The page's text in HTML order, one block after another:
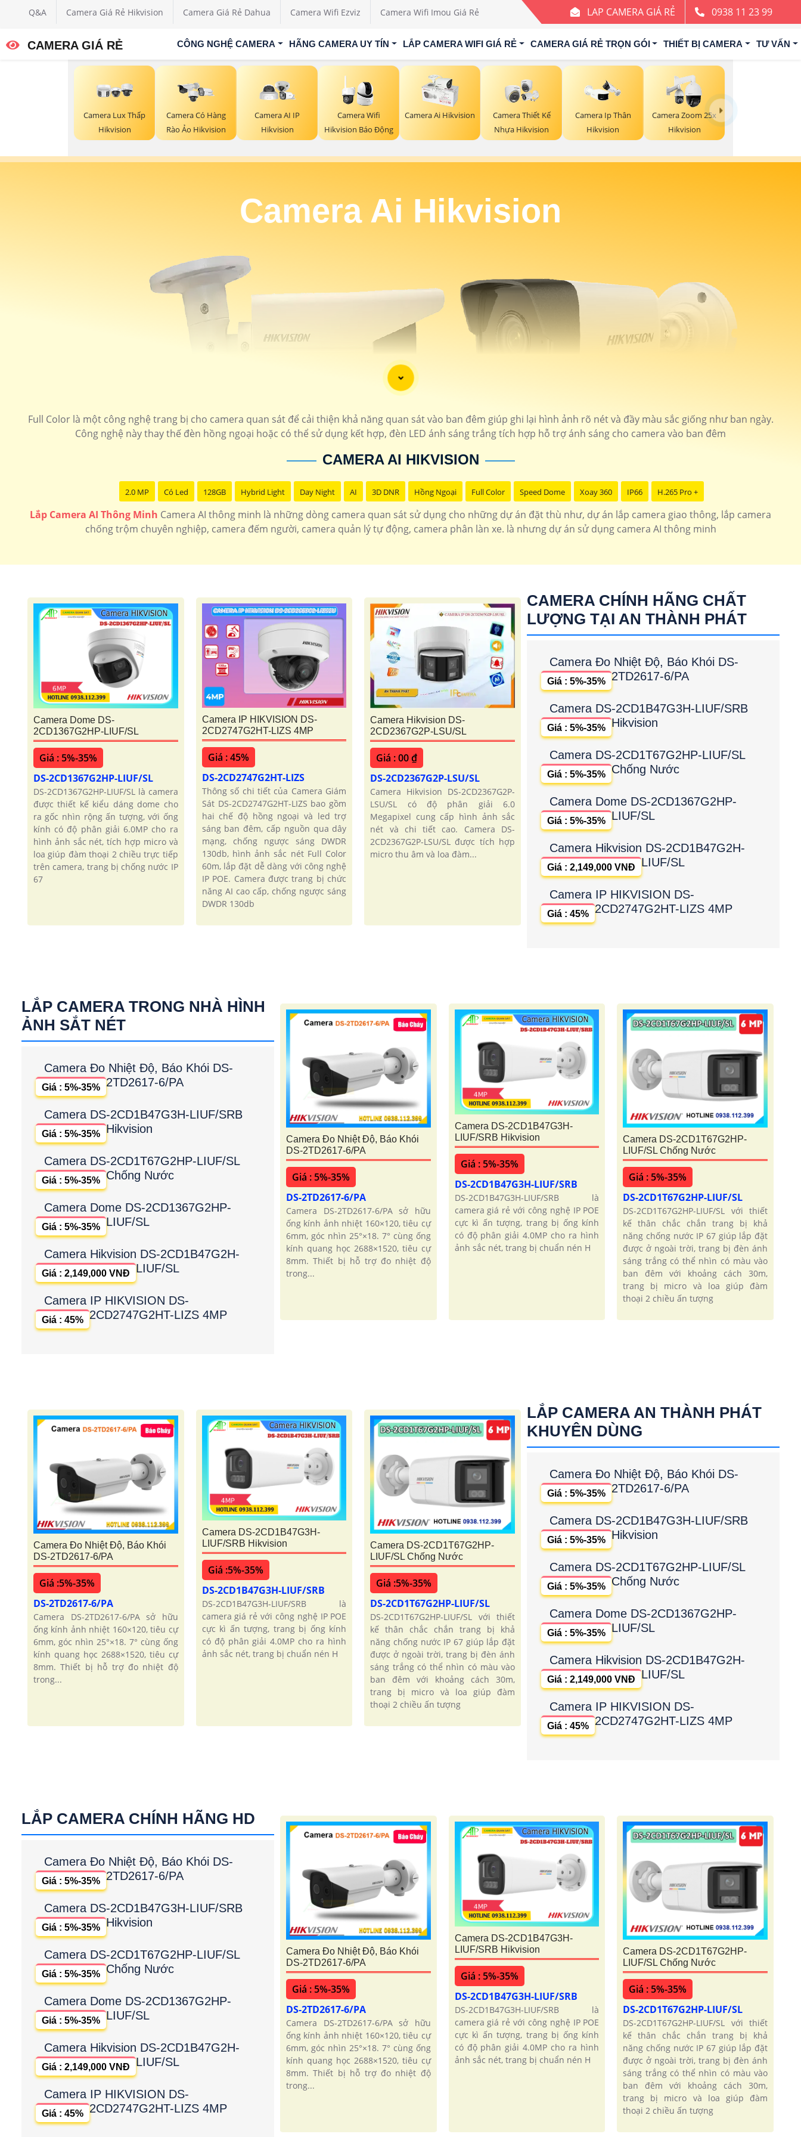
Q&A Camera Giá Rẻ Hikvision Camera Giá Rẻ Dahua Camera Wifi Ezviz Camera Wifi Imou Giá Rẻ LAP CAMERA GIÁ RẺ 0938 11 23 99
CAMERA GIÁ RẺ CÔNG NGHỆ CAMERA HÃNG CAMERA UY TÍN LẮP CAMERA WIFI GIÁ RẺ CAMERA GIÁ RẺ TRỌN GÓI THIẾT BỊ CAMERA TƯ VẤN
Camera Lux Thấp
Hikvision
Camera Có Hàng
Rào Ảo Hikvision
Camera AI IP
Hikvision
Camera Wifi
Hikvision Báo Động
Camera Ai Hikvision
Camera Thiết Kế
Nhựa Hikvision
Camera Ip Thân
Hikvision
Camera Zoom 25x
Hikvision
Camera Ai Hikvision
'
Full Color là một công nghệ trang bị cho camera quan sát để cải thiện khả năng quan sát vào ban đêm giúp ghi lại hình ảnh rõ nét và đầy màu sắc giống như ban ngày.
Công nghệ này thay thế đèn hồng ngoại hoặc có thể sử dụng kết hợp, đèn LED ánh sáng trắng tích hợp hỗ trợ ánh sáng cho camera vào ban đêm
CAMERA AI HIKVISION
2.0 MP Có Led 128GB Hybrid Light Day Night AI 3D DNR Hồng Ngoại Full Color Speed Dome Xoay 360 IP66 H.265 Pro +
Lắp Camera AI Thông Minh Camera AI thông minh là những dòng camera quan sát sử dụng cho những dự án đặt thù như, dự án lắp camera giao thông, lắp camera
chống trộm chuyên nghiệp, camera đếm người, camera quản lý tự động, camera phân làn xe. là nhưng dự án sử dụng camera AI thông minh
Camera Dome DS-
2CD1367G2HP-LIUF/SL
Giá : 5%-35%
DS-2CD1367G2HP-LIUF/SL
DS-2CD1367G2HP-LIUF/SL là camera
được thiết kế kiểu dáng dome cho
ra gốc nhìn rộng ấn tượng, với ống
kính có độ phân giải 6.0MP cho ra
hình ảnh sắc nét, tích hợp micro và
loa giúp đàm thoại 2 chiều trực tiếp
trên camera, trang bị chống nước IP
67
Camera IP HIKVISION DS-
2CD2747G2HT-LIZS 4MP
Giá : 45%
DS-2CD2747G2HT-LIZS
Thông số chi tiết của Camera Giám
Sát DS-2CD2747G2HT-LIZS bao gồm
hai chế độ hồng ngoại và led trợ
sáng ban đêm, cấp nguồn qua dây
mạng, chống ngược sáng DWDR
130db, hình ảnh sắc nét Full Color
60m, lắp đặt dễ dàng với công nghệ
IP POE. Camera được trang bị chức
năng AI cao cấp, chống ngược sáng
DWDR 130db
Camera Hikvision DS-
2CD2367G2P-LSU/SL
Giá : 00 ₫
DS-2CD2367G2P-LSU/SL
Camera Hikvision DS-2CD2367G2P-
LSU/SL có độ phân giải 6.0
Megapixel cung cấp hình ảnh sắc
nét và chi tiết cao. Camera DS-
2CD2367G2P-LSU/SL được tích hợp
micro thu âm và loa đàm...
CAMERA CHÍNH HÃNG CHẤT
LƯỢNG TẠI AN THÀNH PHÁT
Camera Đo Nhiệt Độ, Báo Khói DS-
2TD2617-6/PA
Giá : 5%-35%
Camera DS-2CD1B47G3H-LIUF/SRB
Hikvision
Giá : 5%-35%
Camera DS-2CD1T67G2HP-LIUF/SL
Chống Nước
Giá : 5%-35%
Camera Dome DS-2CD1367G2HP-
LIUF/SL
Giá : 5%-35%
Camera Hikvision DS-2CD1B47G2H-
LIUF/SL
Giá : 2,149,000 VNĐ
Camera IP HIKVISION DS-
2CD2747G2HT-LIZS 4MP
Giá : 45%
LẮP CAMERA TRONG NHÀ HÌNH
ẢNH SẮT NÉT
Camera Đo Nhiệt Độ, Báo Khói DS-
2TD2617-6/PA
Giá : 5%-35%
Camera DS-2CD1B47G3H-LIUF/SRB
Hikvision
Giá : 5%-35%
Camera DS-2CD1T67G2HP-LIUF/SL
Chống Nước
Giá : 5%-35%
Camera Dome DS-2CD1367G2HP-
LIUF/SL
Giá : 5%-35%
Camera Hikvision DS-2CD1B47G2H-
LIUF/SL
Giá : 2,149,000 VNĐ
Camera IP HIKVISION DS-
2CD2747G2HT-LIZS 4MP
Giá : 45%
Camera Đo Nhiệt Độ, Báo Khói
DS-2TD2617-6/PA
Giá : 5%-35%
DS-2TD2617-6/PA
Camera DS-2TD2617-6/PA sở hữu
ống kính ảnh nhiệt 160×120, tiêu cự
6mm, góc nhìn 25°×18. 7° cùng ống
kính quang học 2688×1520, tiêu cự
8mm. Thiết bị hỗ trợ đo nhiệt độ
trong...
Camera DS-2CD1B47G3H-
LIUF/SRB Hikvision
Giá : 5%-35%
DS-2CD1B47G3H-LIUF/SRB
DS-2CD1B47G3H-LIUF/SRB là
camera giá rẻ với công nghệ IP POE
cực kì ấn tượng, trang bị ống kính
có độ phân giải 4.0MP cho ra hình
ảnh sắc nét, trang bị chuẩn nén H
Camera DS-2CD1T67G2HP-
LIUF/SL Chống Nước
Giá : 5%-35%
DS-2CD1T67G2HP-LIUF/SL
DS-2CD1T67G2HP-LIUF/SL với thiết
kế thân chắc chắn trang bị khả
năng chống nước IP 67 giúp lắp đặt
được ở ngoài trời, trang bị đèn ánh
sáng trắng có thể nhìn có màu vào
ban đêm với khoảng cách 30m,
trang bị micro và loa giúp đàm
thoại 2 chiều ấn tượng
Camera Đo Nhiệt Độ, Báo Khói
DS-2TD2617-6/PA
Giá :5%-35%
DS-2TD2617-6/PA
Camera DS-2TD2617-6/PA sở hữu
ống kính ảnh nhiệt 160×120, tiêu cự
6mm, góc nhìn 25°×18. 7° cùng ống
kính quang học 2688×1520, tiêu cự
8mm. Thiết bị hỗ trợ đo nhiệt độ
trong...
Camera DS-2CD1B47G3H-
LIUF/SRB Hikvision
Giá :5%-35%
DS-2CD1B47G3H-LIUF/SRB
DS-2CD1B47G3H-LIUF/SRB là
camera giá rẻ với công nghệ IP POE
cực kì ấn tượng, trang bị ống kính
có độ phân giải 4.0MP cho ra hình
ảnh sắc nét, trang bị chuẩn nén H
Camera DS-2CD1T67G2HP-
LIUF/SL Chống Nước
Giá :5%-35%
DS-2CD1T67G2HP-LIUF/SL
DS-2CD1T67G2HP-LIUF/SL với thiết
kế thân chắc chắn trang bị khả
năng chống nước IP 67 giúp lắp đặt
được ở ngoài trời, trang bị đèn ánh
sáng trắng có thể nhìn có màu vào
ban đêm với khoảng cách 30m,
trang bị micro và loa giúp đàm
thoại 2 chiều ấn tượng
LẮP CAMERA AN THÀNH PHÁT
KHUYÊN DÙNG
Camera Đo Nhiệt Độ, Báo Khói DS-
2TD2617-6/PA
Giá : 5%-35%
Camera DS-2CD1B47G3H-LIUF/SRB
Hikvision
Giá : 5%-35%
Camera DS-2CD1T67G2HP-LIUF/SL
Chống Nước
Giá : 5%-35%
Camera Dome DS-2CD1367G2HP-
LIUF/SL
Giá : 5%-35%
Camera Hikvision DS-2CD1B47G2H-
LIUF/SL
Giá : 2,149,000 VNĐ
Camera IP HIKVISION DS-
2CD2747G2HT-LIZS 4MP
Giá : 45%
LẮP CAMERA CHÍNH HÃNG HD
Camera Đo Nhiệt Độ, Báo Khói DS-
2TD2617-6/PA
Giá : 5%-35%
Camera DS-2CD1B47G3H-LIUF/SRB
Hikvision
Giá : 5%-35%
Camera DS-2CD1T67G2HP-LIUF/SL
Chống Nước
Giá : 5%-35%
Camera Dome DS-2CD1367G2HP-
LIUF/SL
Giá : 5%-35%
Camera Hikvision DS-2CD1B47G2H-
LIUF/SL
Giá : 2,149,000 VNĐ
Camera IP HIKVISION DS-
2CD2747G2HT-LIZS 4MP
Giá : 45%
Camera Đo Nhiệt Độ, Báo Khói
DS-2TD2617-6/PA
Giá : 5%-35%
DS-2TD2617-6/PA
Camera DS-2TD2617-6/PA sở hữu
ống kính ảnh nhiệt 160×120, tiêu cự
6mm, góc nhìn 25°×18. 7° cùng ống
kính quang học 2688×1520, tiêu cự
8mm. Thiết bị hỗ trợ đo nhiệt độ
trong...
Camera DS-2CD1B47G3H-
LIUF/SRB Hikvision
Giá : 5%-35%
DS-2CD1B47G3H-LIUF/SRB
DS-2CD1B47G3H-LIUF/SRB là
camera giá rẻ với công nghệ IP POE
cực kì ấn tượng, trang bị ống kính
có độ phân giải 4.0MP cho ra hình
ảnh sắc nét, trang bị chuẩn nén H
Camera DS-2CD1T67G2HP-
LIUF/SL Chống Nước
Giá : 5%-35%
DS-2CD1T67G2HP-LIUF/SL
DS-2CD1T67G2HP-LIUF/SL với thiết
kế thân chắc chắn trang bị khả
năng chống nước IP 67 giúp lắp đặt
được ở ngoài trời, trang bị đèn ánh
sáng trắng có thể nhìn có màu vào
ban đêm với khoảng cách 30m,
trang bị micro và loa giúp đàm
thoại 2 chiều ấn tượng